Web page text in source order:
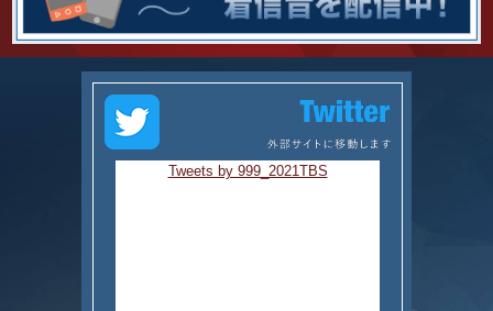
Tweets by 999_2021TBS